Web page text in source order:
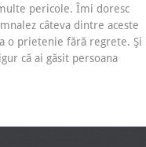
pericole. Îmi doresc
câteva dintre aceste
o prietenie fără regrete. Şi
că ai găsit persoana